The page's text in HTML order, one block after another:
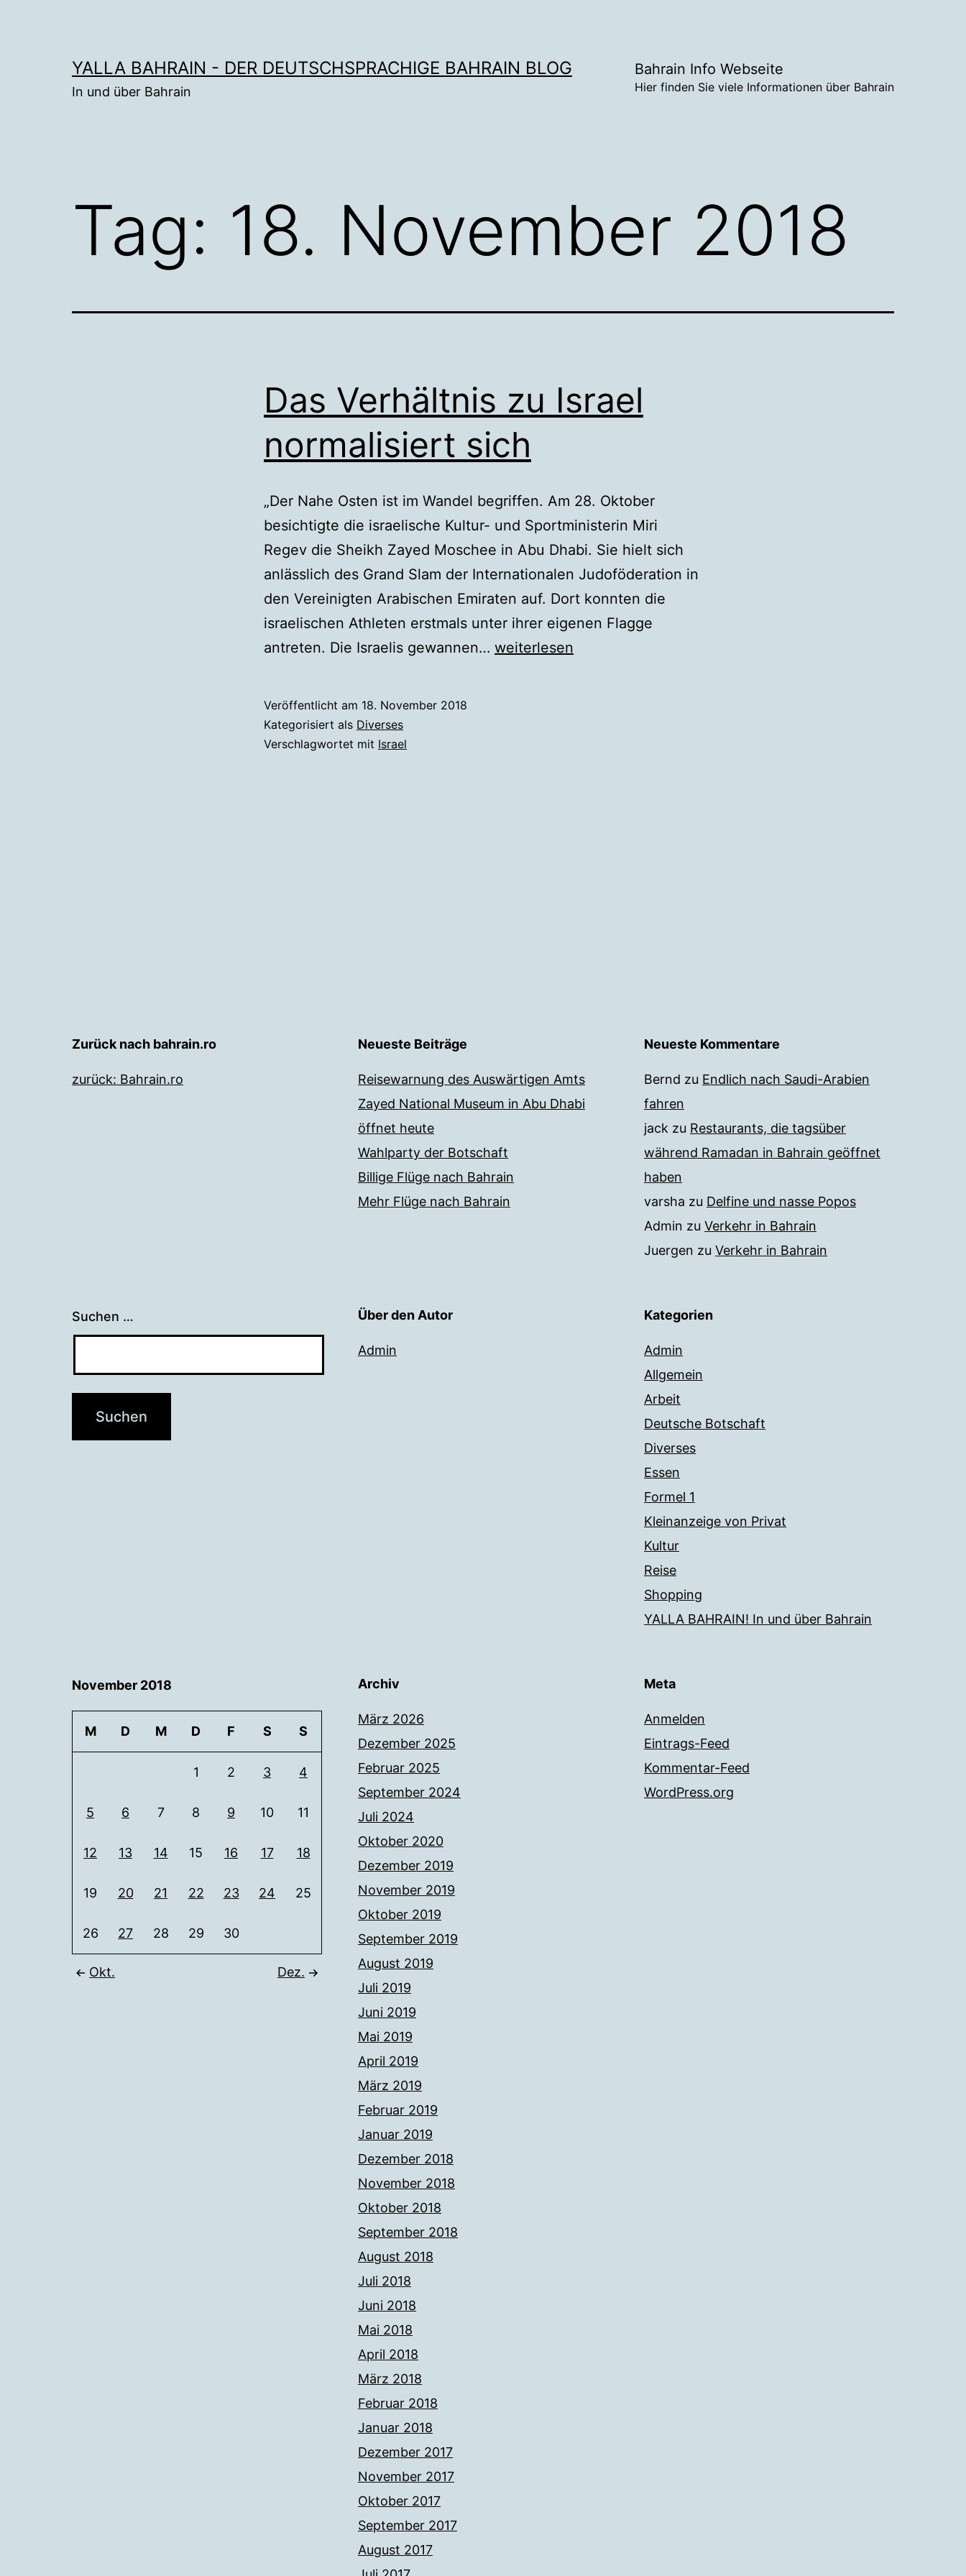
YALLA BAHRAIN - DER DEUTSCHSPRACHIGE BAHRAIN BLOG
In und über Bahrain
Bahrain Info Webseite
Hier finden Sie viele Informationen über Bahrain
Tag: 18. November 2018
Das Verhältnis zu Israel
normalisiert sich
„Der Nahe Osten ist im Wandel begriffen. Am 28. Oktober
besichtigte die israelische Kultur- und Sportministerin Miri
Regev die Sheikh Zayed Moschee in Abu Dhabi. Sie hielt sich
anlässlich des Grand Slam der Internationalen Judoföderation in
den Vereinigten Arabischen Emiraten auf. Dort konnten die
israelischen Athleten erstmals unter ihrer eigenen Flagge
antreten. Die Israelis gewannen… Das
weiterlesen
Veröffentlicht am 18. November 2018
Kategorisiert als Diverses
Verschlagwortet mit Israel
Zurück nach bahrain.ro
zurück: Bahrain.ro
Neueste Beiträge
Reisewarnung des Auswärtigen Amts
Zayed National Museum in Abu Dhabi
öffnet heute
Wahlparty der Botschaft
Billige Flüge nach Bahrain
Mehr Flüge nach Bahrain
Neueste Kommentare
Bernd zu Endlich nach Saudi-Arabien
fahren
jack zu Restaurants, die tagsüber
während Ramadan in Bahrain geöffnet
haben
varsha zu Delfine und nasse Popos
Admin zu Verkehr in Bahrain
Juergen zu Verkehr in Bahrain
Suchen … Über den Autor
Admin
Kategorien
Admin
Allgemein
Arbeit
Deutsche Botschaft
Diverses
Essen
Formel 1
Kleinanzeige von Privat
Kultur
Reise
Shopping
YALLA BAHRAIN! In und über Bahrain
November 2018
M D M D F S S
1 2 3 4
5 6 7 8 9 10 11
12 13 14 15 16 17 18
19 20 21 22 23 24 25
26 27 28 29 30
Okt. Dez.
Archiv
März 2026
Dezember 2025
Februar 2025
September 2024
Juli 2024
Oktober 2020
Dezember 2019
November 2019
Oktober 2019
September 2019
August 2019
Juli 2019
Juni 2019
Mai 2019
April 2019
März 2019
Februar 2019
Januar 2019
Dezember 2018
November 2018
Oktober 2018
September 2018
August 2018
Juli 2018
Juni 2018
Mai 2018
April 2018
März 2018
Februar 2018
Januar 2018
Dezember 2017
November 2017
Oktober 2017
September 2017
August 2017
Meta
Anmelden
Eintrags-Feed
Kommentar-Feed
WordPress.org